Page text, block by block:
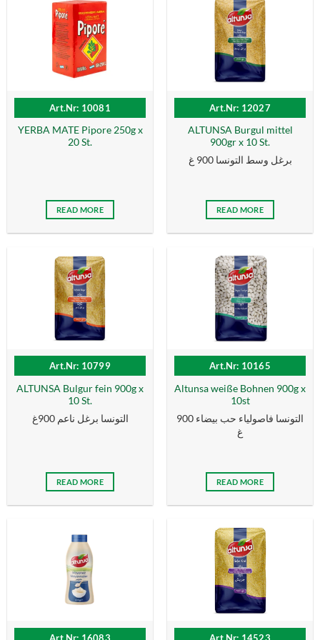
Art.Nr: 10081
YERBA MATE Pipore 250g x
20 St.
READ MORE
Art.Nr: 12027
ALTUNSA Burgul mittel
900gr x 10 St.
برغل وسط التونسا 900 غ
READ MORE
Art.Nr: 10799
ALTUNSA Bulgur fein 900g x
10 St.
التونسا برغل ناعم 900غ
READ MORE
Art.Nr: 10165
Altunsa weiße Bohnen 900g x
10st
التونسا فاصولياء حب بيضاء 900
غ
READ MORE